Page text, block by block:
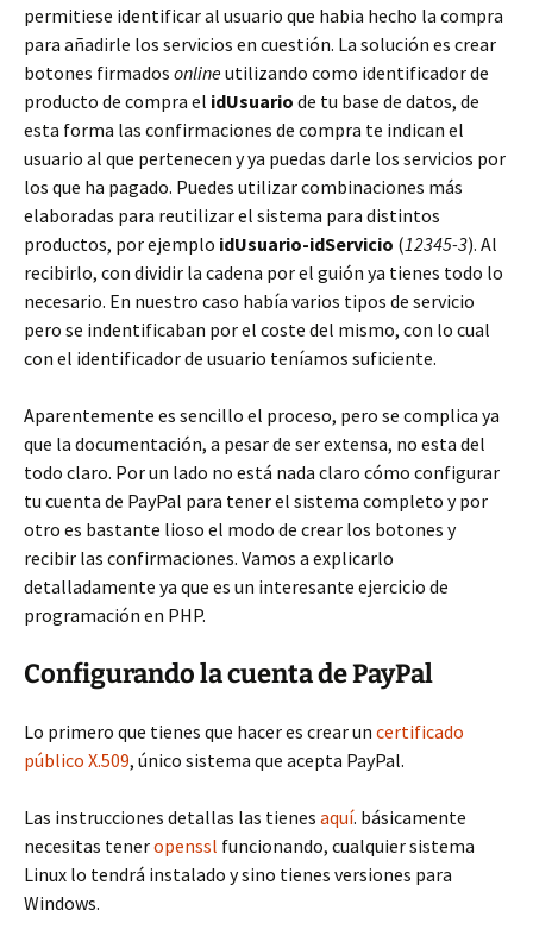
permitiese identificar al usuario que habia hecho la compra
para añadirle los servicios en cuestión. La solución es crear
botones firmados onlineutilizando como identificador de
producto de compra el idUsuario de tu base de datos, de
esta forma las confirmaciones de compra te indican el
usuario al que pertenecen y ya puedas darle los servicios por
los que ha pagado. Puedes utilizar combinaciones más
elaboradas para reutilizar el sistema para distintos
productos, por ejemplo idUsuario-idServicio (12345-3). Al
recibirlo, con dividir la cadena por el guión ya tienes todo lo
necesario. En nuestro caso había varios tipos de servicio
pero se indentificaban por el coste del mismo, con lo cual
con el identificador de usuario teníamos suficiente.
Aparentemente es sencillo el proceso, pero se complica ya
que la documentación, a pesar de ser extensa, no esta del
todo claro. Por un lado no está nada claro cómo configurar
tu cuenta de PayPal para tener el sistema completo y por
otro es bastante lioso el modo de crear los botones y
recibir las confirmaciones. Vamos a explicarlo
detalladamente ya que es un interesante ejercicio de
programación en PHP.
Configurando la cuenta de PayPal
Lo primero que tienes que hacer es crear un certificado
público X.509, único sistema que acepta PayPal.
Las instrucciones detallas las tienes aquí. básicamente
necesitas teneropenssl funcionando, cualquier sistema
Linux lo tendrá instalado y sino tienes versiones para
Windows.